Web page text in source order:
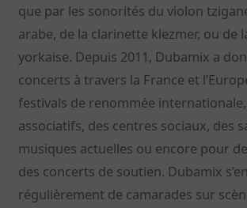
que par les sonorités du violon
arabe, de la clarinette klezmer, ou de
yorkaise. Depuis 2011, Dubamix a
concerts à travers la France et
festivals de renommée
associatifs, des centres sociaux, des
musiques actuelles ou encore pour
des concerts de soutien. Dubamix
régulièrement de camarades sur